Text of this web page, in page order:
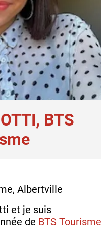
BTS
Albertville
et je suis
de BTS Tourisme